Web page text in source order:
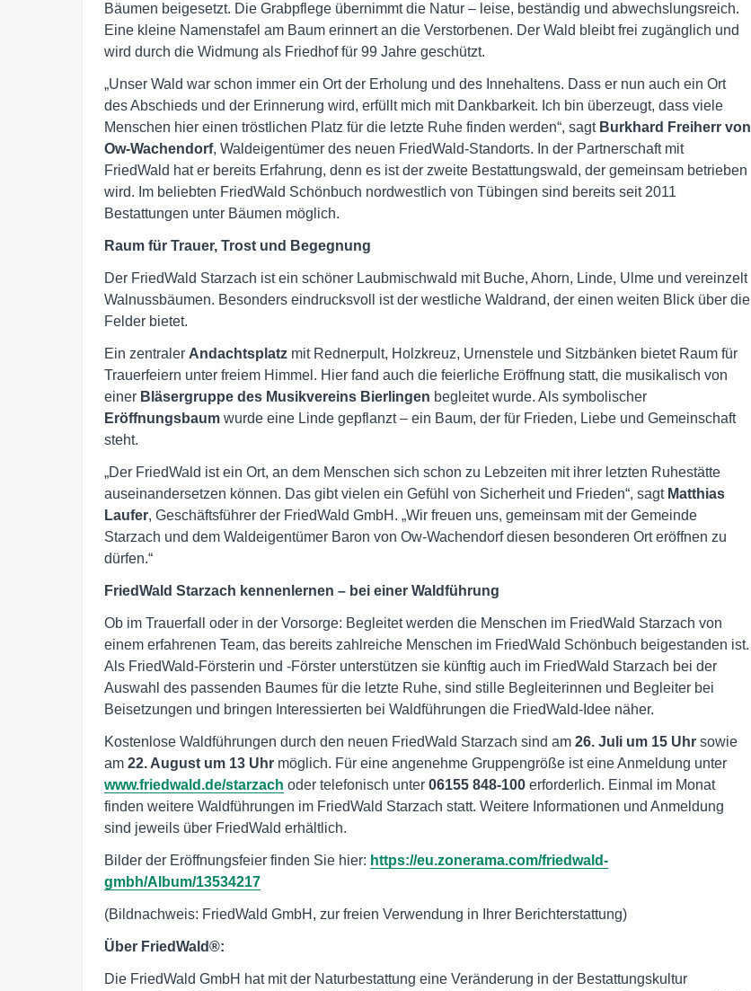
Bäumen beigesetzt. Die Grabpflege übernimmt die Natur – leise, beständig und abwechslungsreich.
Eine kleine Namenstafel am Baum erinnert an die Verstorbenen. Der Wald bleibt frei zugänglich und
wird durch die Widmung als Friedhof für 99 Jahre geschützt.
„Unser Wald war schon immer ein Ort der Erholung und des Innehaltens. Dass er nun auch ein Ort
des Abschieds und der Erinnerung wird, erfüllt mich mit Dankbarkeit. Ich bin überzeugt, dass viele
Menschen hier einen tröstlichen Platz für die letzte Ruhe finden werden“, sagt Burkhard Freiherr von
Ow-Wachendorf, Waldeigentümer des neuen FriedWald-Standorts. In der Partnerschaft mit
FriedWald hat er bereits Erfahrung, denn es ist der zweite Bestattungswald, der gemeinsam betrieben
wird. Im beliebten FriedWald Schönbuch nordwestlich von Tübingen sind bereits seit 2011
Bestattungen unter Bäumen möglich.
Raum für Trauer, Trost und Begegnung
Der FriedWald Starzach ist ein schöner Laubmischwald mit Buche, Ahorn, Linde, Ulme und vereinzelt
Walnussbäumen. Besonders eindrucksvoll ist der westliche Waldrand, der einen weiten Blick über die
Felder bietet.
Ein zentraler Andachtsplatz mit Rednerpult, Holzkreuz, Urnenstele und Sitzbänken bietet Raum für
Trauerfeiern unter freiem Himmel. Hier fand auch die feierliche Eröffnung statt, die musikalisch von
einer Bläsergruppe des Musikvereins Bierlingen begleitet wurde. Als symbolischer
Eröffnungsbaum wurde eine Linde gepflanzt – ein Baum, der für Frieden, Liebe und Gemeinschaft
steht.
„Der FriedWald ist ein Ort, an dem Menschen sich schon zu Lebzeiten mit ihrer letzten Ruhestätte
auseinandersetzen können. Das gibt vielen ein Gefühl von Sicherheit und Frieden“, sagt Matthias
Laufer, Geschäftsführer der FriedWald GmbH. „Wir freuen uns, gemeinsam mit der Gemeinde
Starzach und dem Waldeigentümer Baron von Ow-Wachendorf diesen besonderen Ort eröffnen zu
dürfen.“
FriedWald Starzach kennenlernen – bei einer Waldführung
Ob im Trauerfall oder in der Vorsorge: Begleitet werden die Menschen im FriedWald Starzach von
einem erfahrenen Team, das bereits zahlreiche Menschen im FriedWald Schönbuch beigestanden ist.
Als FriedWald-Försterin und -Förster unterstützen sie künftig auch im FriedWald Starzach bei der
Auswahl des passenden Baumes für die letzte Ruhe, sind stille Begleiterinnen und Begleiter bei
Beisetzungen und bringen Interessierten bei Waldführungen die FriedWald-Idee näher.
Kostenlose Waldführungen durch den neuen FriedWald Starzach sind am 26. Juli um 15 Uhr sowie
am 22. August um 13 Uhr möglich. Für eine angenehme Gruppengröße ist eine Anmeldung unter
www.friedwald.de/starzach oder telefonisch unter 06155 848-100 erforderlich. Einmal im Monat
finden weitere Waldführungen im FriedWald Starzach statt. Weitere Informationen und Anmeldung
sind jeweils über FriedWald erhältlich.
Bilder der Eröffnungsfeier finden Sie hier: https://eu.zonerama.com/friedwald-
gmbh/Album/13534217
(Bildnachweis: FriedWald GmbH, zur freien Verwendung in Ihrer Berichterstattung)
Über FriedWald®:
Die FriedWald GmbH hat mit der Naturbestattung eine Veränderung in der Bestattungskultur